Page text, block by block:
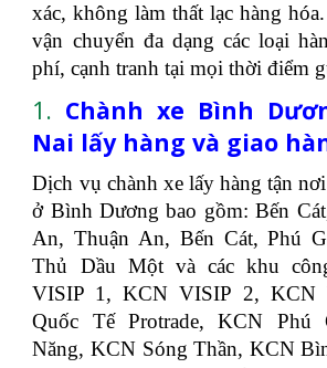
xác, không làm thất lạc hàng
vận chuyển đa dạng các loại
phí, cạnh tranh tại mọi thời điểm
1. Chành xe Bình
Nai lấy hàng và giao
Dịch vụ chành xe lấy hàng tận
ở Bình Dương bao gồm: Bến
An, Thuận An, Bến Cát, Phú
Thủ Dầu Một và các khu
VISIP 1, KCN VISIP 2, KCN
Quốc Tế Protrade, KCN
Năng, KCN Sóng Thần, KCN